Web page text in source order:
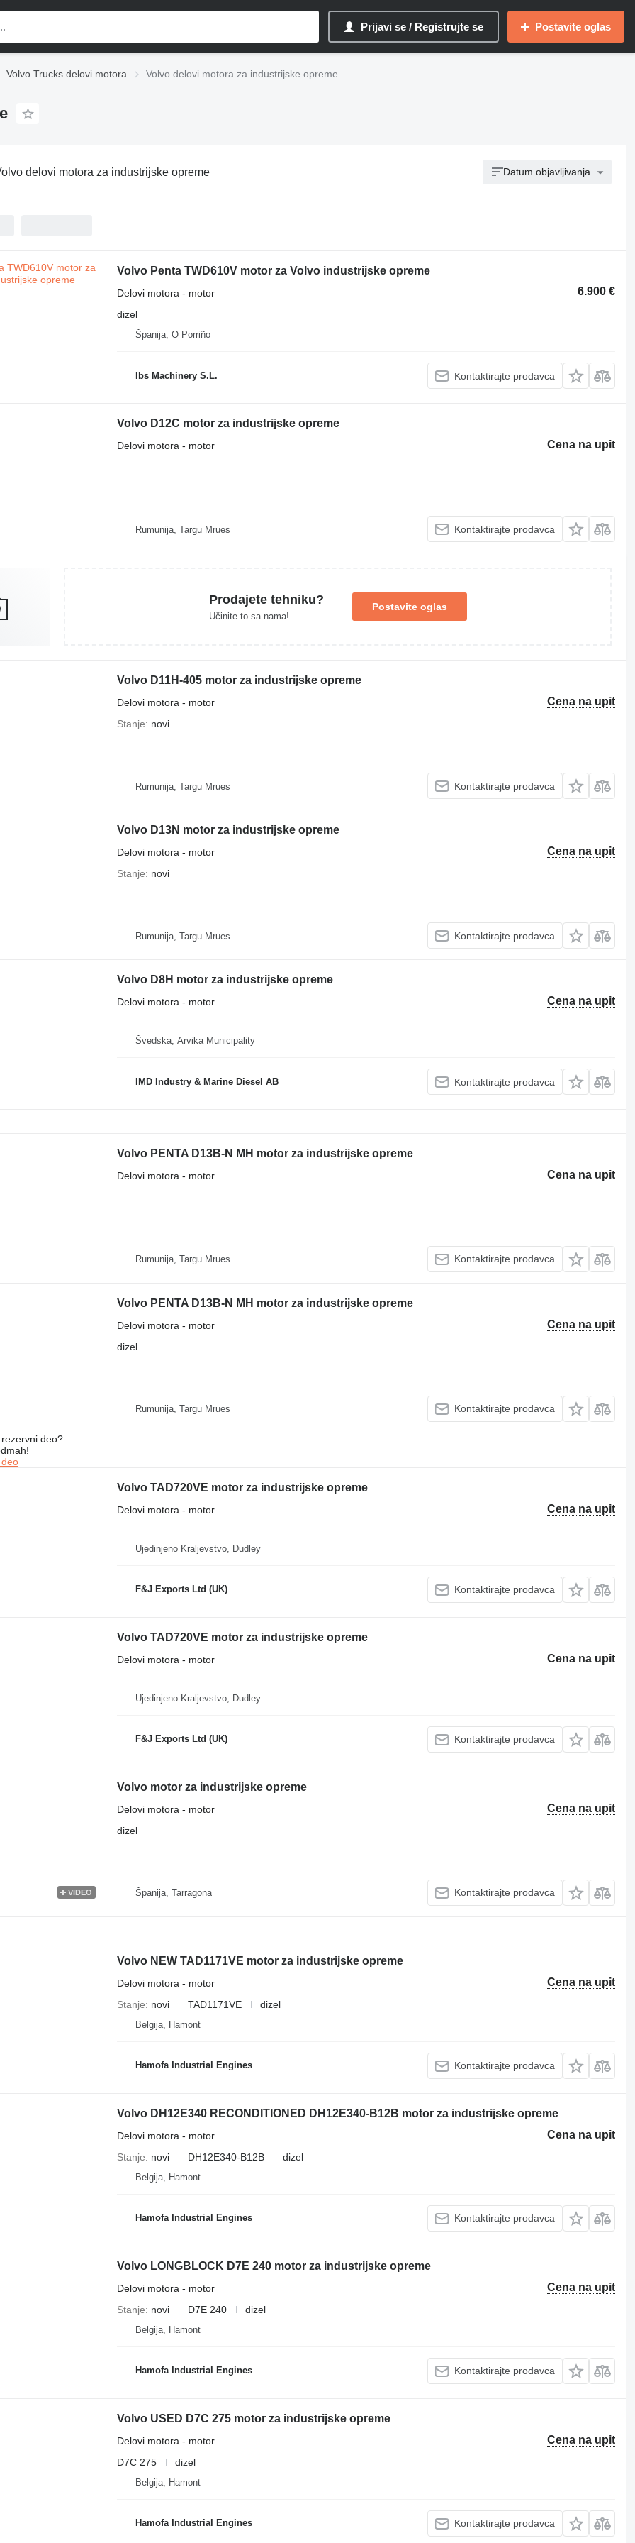
Prijavi se / Registrujte se Postavite oglas
Volvo Trucks delovi motora Volvo delovi motora za industrijske opreme
delovi motora za industrijske opreme Datum objavljivanja
Volvo Penta TWD610V motor za Volvo industrijske opreme
6.900 €
Delovi motora - motor
dizel
Španija, O Porriño
Ibs Machinery S.L. Kontaktirajte prodavca
Volvo D12C motor za industrijske opreme
Cena na upit
Delovi motora - motor
Rumunija, Targu Mrues Kontaktirajte prodavca
Prodajete tehniku?
Učinite to sa nama!
Postavite oglas
Volvo D11H-405 motor za industrijske opreme
Cena na upit
Delovi motora - motor
Stanje
novi
Rumunija, Targu Mrues Kontaktirajte prodavca
Volvo D13N motor za industrijske opreme
Cena na upit
Delovi motora - motor
Stanje
novi
Rumunija, Targu Mrues Kontaktirajte prodavca
Volvo D8H motor za industrijske opreme
Cena na upit
Delovi motora - motor
Švedska, Arvika Municipality
IMD Industry & Marine Diesel AB Kontaktirajte prodavca
Volvo PENTA D13B-N MH motor za industrijske opreme
Cena na upit
Delovi motora - motor
Rumunija, Targu Mrues Kontaktirajte prodavca
Volvo PENTA D13B-N MH motor za industrijske opreme
Cena na upit
Delovi motora - motor
dizel
Rumunija, Targu Mrues Kontaktirajte prodavca
dеo?
Volvo TAD720VE motor za industrijske opreme
Cena na upit
Delovi motora - motor
Ujedinjeno Kraljevstvo, Dudley
F&J Exports Ltd (UK) Kontaktirajte prodavca
Volvo TAD720VE motor za industrijske opreme
Cena na upit
Delovi motora - motor
Ujedinjeno Kraljevstvo, Dudley
F&J Exports Ltd (UK) Kontaktirajte prodavca
VIDEO
Volvo motor za industrijske opreme
Cena na upit
Delovi motora - motor
dizel
Španija, Tarragona Kontaktirajte prodavca
Volvo NEW TAD1171VE motor za industrijske opreme
Cena na upit
Delovi motora - motor
Stanje
novi TAD1171VE dizel
Belgija, Hamont
Hamofa Industrial Engines Kontaktirajte prodavca
Volvo DH12E340 RECONDITIONED DH12E340-B12B motor za industrijske opreme
Cena na upit
Delovi motora - motor
Stanje
novi DH12E340-B12B dizel
Belgija, Hamont
Hamofa Industrial Engines Kontaktirajte prodavca
Volvo LONGBLOCK D7E 240 motor za industrijske opreme
Cena na upit
Delovi motora - motor
Stanje
novi D7E 240 dizel
Belgija, Hamont
Hamofa Industrial Engines Kontaktirajte prodavca
Volvo USED D7C 275 motor za industrijske opreme
Cena na upit
Delovi motora - motor
D7C 275
dizel
Belgija, Hamont
Hamofa Industrial Engines Kontaktirajte prodavca